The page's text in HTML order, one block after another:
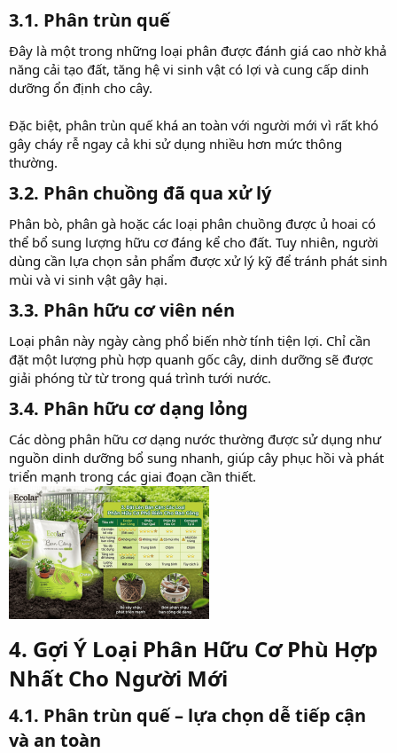
3.1. Phân trùn quế​
Đây là một trong những loại phân được đánh giá cao nhờ khả
năng cải tạo đất, tăng hệ vi sinh vật có lợi và cung cấp dinh
dưỡng ổn định cho cây.
Đặc biệt, phân trùn quế khá an toàn với người mới vì rất khó
gây cháy rễ ngay cả khi sử dụng nhiều hơn mức thông
thường.
3.2. Phân chuồng đã qua xử lý​
Phân bò, phân gà hoặc các loại phân chuồng được ủ hoai có
thể bổ sung lượng hữu cơ đáng kể cho đất. Tuy nhiên, người
dùng cần lựa chọn sản phẩm được xử lý kỹ để tránh phát sinh
mùi và vi sinh vật gây hại.
3.3. Phân hữu cơ viên nén​
Loại phân này ngày càng phổ biến nhờ tính tiện lợi. Chỉ cần
đặt một lượng phù hợp quanh gốc cây, dinh dưỡng sẽ được
giải phóng từ từ trong quá trình tưới nước.
3.4. Phân hữu cơ dạng lỏng​
Các dòng phân hữu cơ dạng nước thường được sử dụng như
nguồn dinh dưỡng bổ sung nhanh, giúp cây phục hồi và phát
triển mạnh trong các giai đoạn cần thiết.
4. Gợi Ý Loại Phân Hữu Cơ Phù Hợp
Nhất Cho Người Mới​
4.1. Phân trùn quế – lựa chọn dễ tiếp cận
và an toàn​